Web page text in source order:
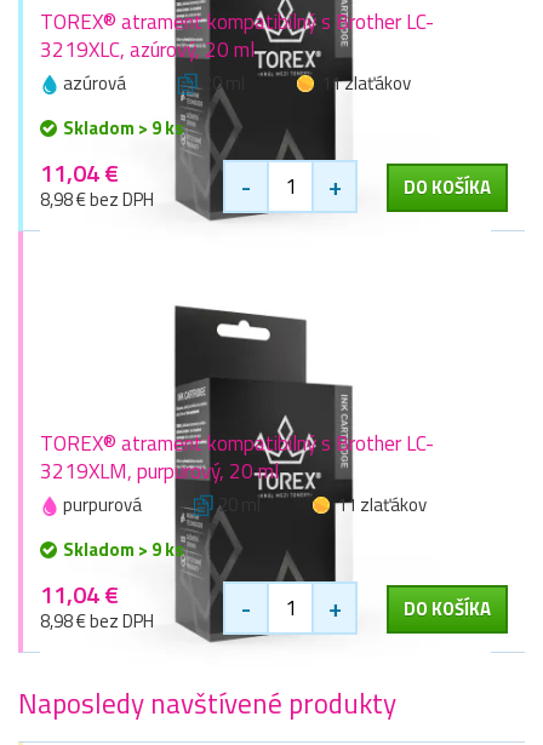
TOREX® atrament kompatibilný s Brother LC-
3219XLC, azúrový, 20 ml
azúrová 20 ml
11 zlaťákov
Skladom > 9 ks
11,04 €
8,98 € bez DPH - + DO KOŠÍKA
TOREX® atrament kompatibilný s Brother LC-
3219XLM, purpurový, 20 ml
purpurová 20 ml
11 zlaťákov
Skladom > 9 ks
11,04 €
8,98 € bez DPH - + DO KOŠÍKA
Naposledy navštívené produkty